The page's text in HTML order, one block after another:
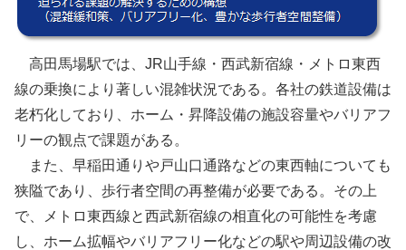
高田馬場駅では、JR山手線・西武新宿線・メトロ東西
線の乗換により著しい混雑状況である。各社の鉄道設備は
老朽化しており、ホーム・昇降設備の施設容量やバリアフ
リーの観点で課題がある。
また、早稲田通りや戸山口通路などの東西軸についても
狭隘であり、歩行者空間の再整備が必要である。その上
で、メトロ東西線と西武新宿線の相直化の可能性を考慮
し、ホーム拡幅やバリアフリー化などの駅や周辺設備の改